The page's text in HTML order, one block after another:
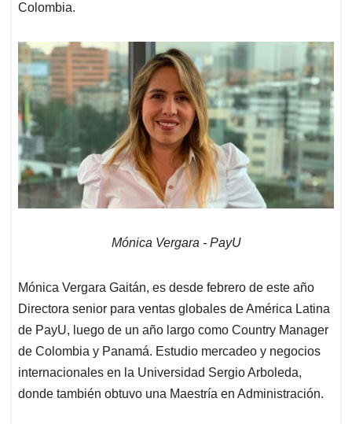
Colombia.
Mónica Vergara - PayU
Mónica Vergara Gaitán, es desde febrero de este año
Directora senior para ventas globales de América Latina
de PayU, luego de un año largo como Country Manager
de Colombia y Panamá. Estudio mercadeo y negocios
internacionales en la Universidad Sergio Arboleda,
donde también obtuvo una Maestría en Administración.